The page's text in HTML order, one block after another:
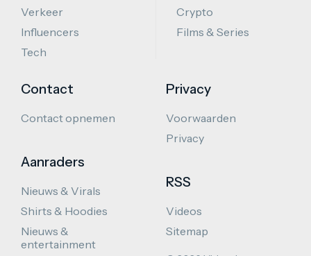
Verkeer
Influencers
Tech
Crypto
Films & Series
Contact
Contact opnemen
Aanraders
Nieuws & Virals
Shirts & Hoodies
Nieuws &
entertainment
Privacy
Voorwaarden
Privacy
RSS
Videos
Sitemap